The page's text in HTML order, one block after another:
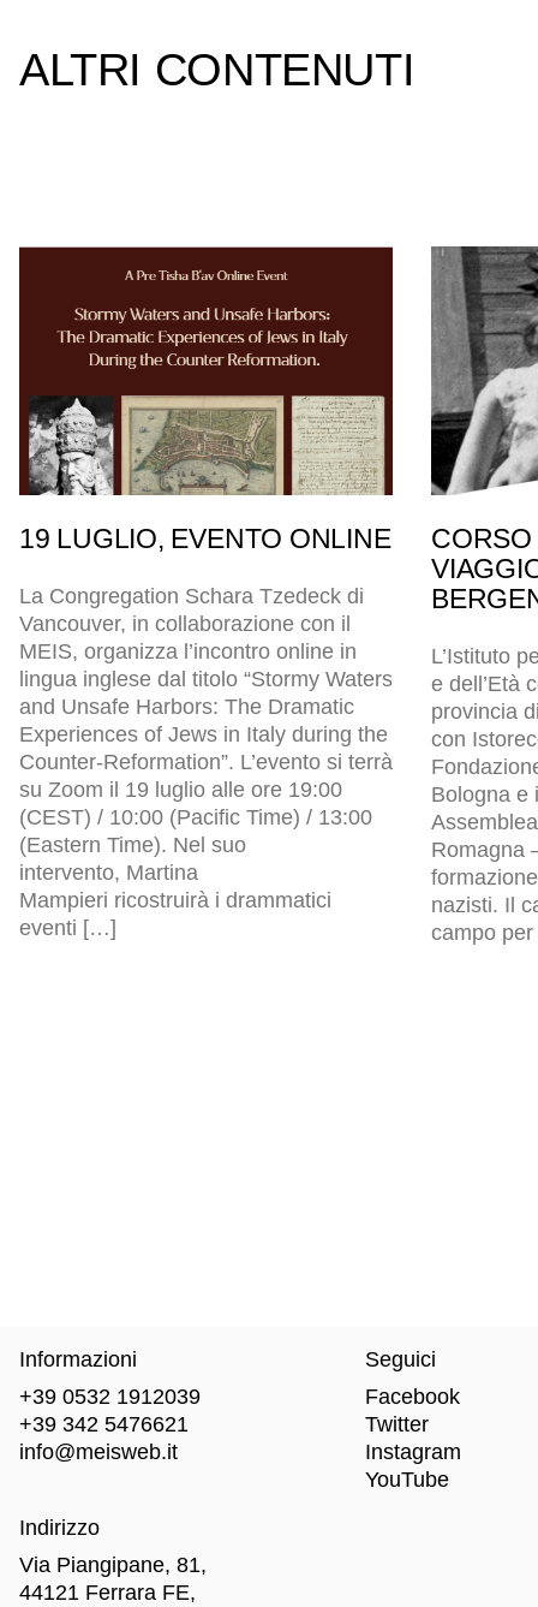
ALTRI CONTENUTI
19 LUGLIO, EVENTO ONLINE
La Congregation Schara Tzedeck di
Vancouver, in collaborazione con il
MEIS, organizza l’incontro online in
lingua inglese dal titolo “Stormy Waters
and Unsafe Harbors: The Dramatic
Experiences of Jews in Italy during the
Counter-Reformation”. L’evento si terrà
su Zoom il 19 luglio alle ore 19:00
(CEST) / 10:00 (Pacific Time) / 13:00
(Eastern Time). Nel suo
intervento, Martina
Mampieri ricostruirà i drammatici
eventi […]
L’Istituto
e dell’Età
provincia
con
Bologna e
Romagna
nazisti. Il
campo
Informazioni
+39 0532 1912039
+39 342 5476621
info@meisweb.it
Indirizzo
Via Piangipane, 81,
44121 Ferrara FE,
Seguici
Facebook
Twitter
Instagram
YouTube